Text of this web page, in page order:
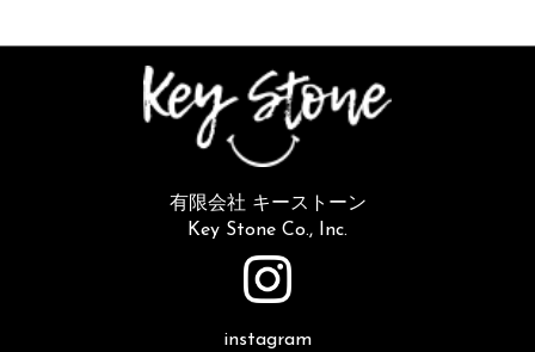
有限会社 キーストーン
Key Stone Co., Inc.
instagram